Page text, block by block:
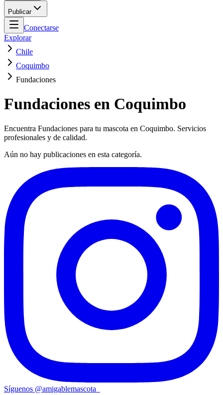
Publicar
Conectarse
Explorar
Chile
Coquimbo
Fundaciones
Fundaciones en Coquimbo
Encuentra Fundaciones para tu mascota en Coquimbo. Servicios
profesionales y de calidad.
Aún no hay publicaciones en esta categoría.
Síguenos @amigablemascota_